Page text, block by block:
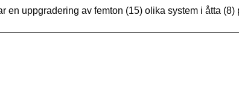
en uppgradering av femton (15) olika system i åtta